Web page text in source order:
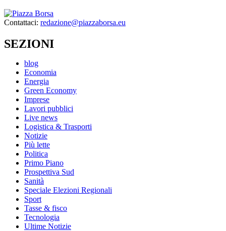
Contattaci: redazione@piazzaborsa.eu
SEZIONI
blog
Economia
Energia
Green Economy
Imprese
Lavori pubblici
Live news
Logistica & Trasporti
Notizie
Più lette
Politica
Primo Piano
Prospettiva Sud
Sanità
Speciale Elezioni Regionali
Sport
Tasse & fisco
Tecnologia
Ultime Notizie